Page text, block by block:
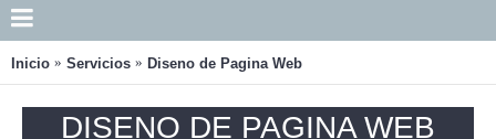
Inicio Servicios Diseno de Pagina Web
DISENO DE PAGINA WEB